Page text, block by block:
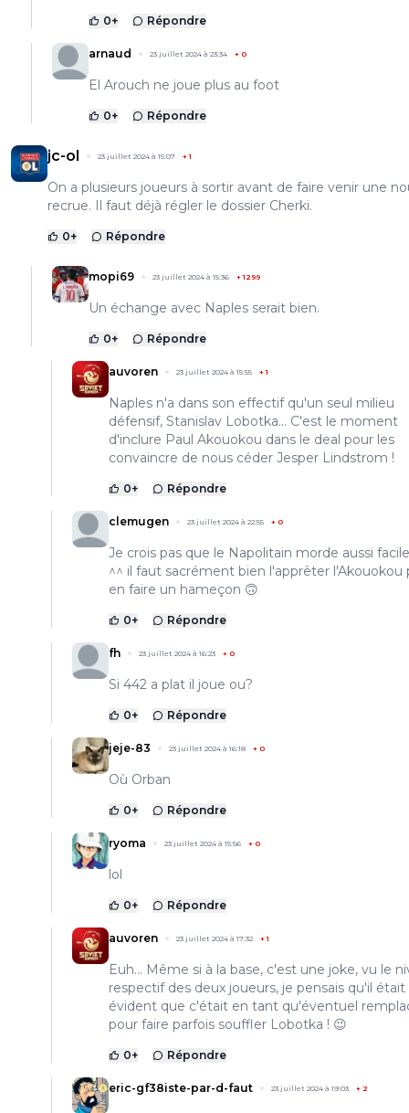
0+ Répondre
arnaud 23 juillet 2024 à 23:34 + 0
El Arouch ne joue plus au foot
0+ Répondre
jc-ol 23 juillet 2024 à 15:07 +1
On a plusieurs joueurs à sortir avant de faire venir une
recrue. Il faut déjà régler le dossier Cherki.
0+ Répondre
mopi69 23 juillet 2024 à 15:36 +1299
Un échange avec Naples serait bien.
0+ Répondre
auvoren 23 juillet 2024 à 15:55 +1
Naples n'a dans son effectif qu'un seul milieu
défensif, Stanislav Lobotka... C'est le moment
d'inclure Paul Akouokou dans le deal pour les
convaincre de nous céder Jesper Lindstrom !
0+ Répondre
clemugen 23 juillet 2024 à 22:55 + 0
Je crois pas que le Napolitain morde aussi
^^ il faut sacrément bien l'apprêter l'Akouokou
en faire un hameçon 🙃
0+ Répondre
fh 23 juillet 2024 à 16:23 + 0
Si 442 a plat il joue ou?
0+ Répondre
jeje-83 23 juillet 2024 à 16:18 + 0
Où Orban
0+ Répondre
ryoma 23 juillet 2024 à 15:56 + 0
lol
0+ Répondre
auvoren 23 juillet 2024 à 17:32 +1
Euh... Même si à la base, c'est une joke, vu le
respectif des deux joueurs, je pensais qu'il était
évident que c'était en tant qu'éventuel
pour faire parfois souffler Lobotka ! 😉
0+ Répondre
eric-gf38iste-par-d-faut 23 juillet 2024 à 19:03 + 2